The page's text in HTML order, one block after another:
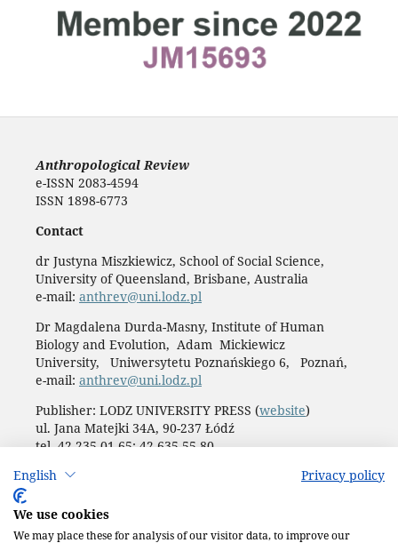
English Privacy policy
We use cookies
We may place these for analysis of our visitor data, to improve our
Anthropological Review
e-ISSN 2083-4594
ISSN 1898-6773
Contact
dr Justyna Miszkiewicz, School of Social Science,
University of Queensland, Brisbane, Australia
e-mail: anthrev@uni.lodz.pl
Dr Magdalena Durda-Masny, Institute of Human
Biology and Evolution, Adam Mickiewicz
University, Uniwersytetu Poznańskiego 6, Poznań,
e-mail: anthrev@uni.lodz.pl
Publisher: LODZ UNIVERSITY PRESS (website)
ul. Jana Matejki 34A, 90-237 Łódź
tel. 42 235 01 65; 42 635 55 80